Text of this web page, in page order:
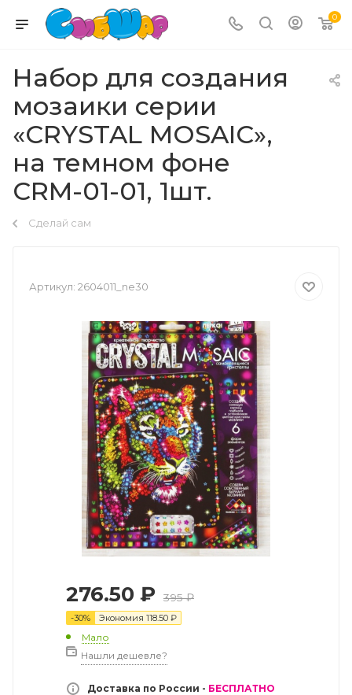
0
Набор для создания
мозаики серии
«CRYSTAL MOSAIC»,
на темном фоне
CRM-01-01, 1шт.
Сделай сам
Артикул: 2604011_ne30
276.50 ₽ 395₽
-30% Экономия 118.50 ₽
Мало
Нашли дешевле?
Доставка по России - БЕСПЛАТНО